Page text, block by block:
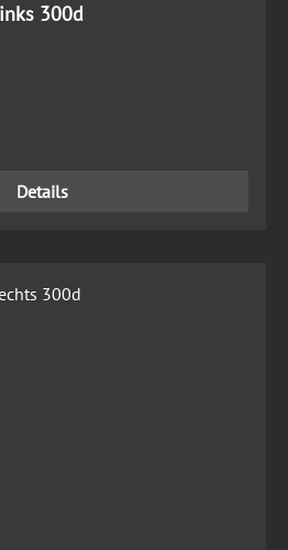
300d
Details